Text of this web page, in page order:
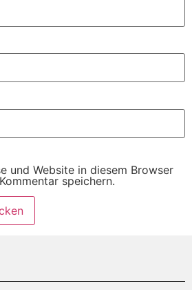
und Website in diesem Browser
speichern.